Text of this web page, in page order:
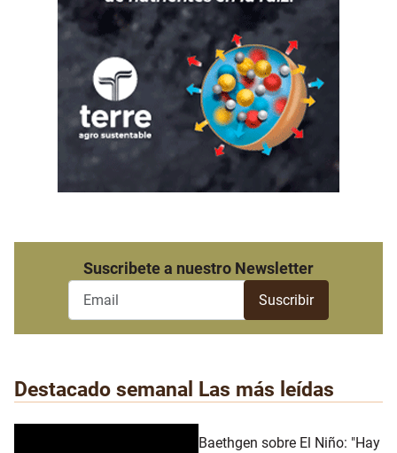
Suscribete a nuestro Newsletter
Destacado semanal Las más leídas
Baethgen sobre El Niño: "Hay